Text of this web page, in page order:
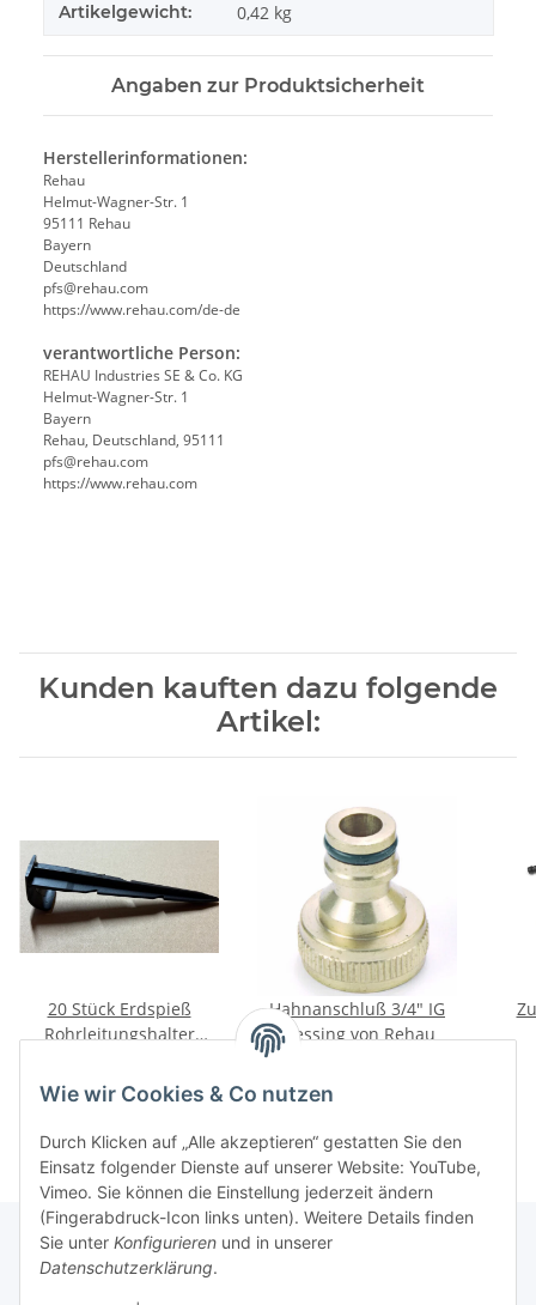
Wie wir Cookies & Co nutzen
Durch Klicken auf „Alle akzeptieren“ gestatten Sie den
Einsatz folgender Dienste auf unserer Website: YouTube,
Vimeo. Sie können die Einstellung jederzeit ändern
(Fingerabdruck-Icon links unten). Weitere Details finden
Sie unter Konfigurieren und in unserer
Datenschutzerklärung.
Artikelgewicht: 0,42 kg
Angaben zur Produktsicherheit
Herstellerinformationen:
Rehau
Helmut-Wagner-Str. 1
95111 Rehau
Bayern
Deutschland
pfs@rehau.com
https://www.rehau.com/de-de
verantwortliche Person:
REHAU Industries SE & Co. KG
Helmut-Wagner-Str. 1
Bayern
Rehau, Deutschland, 95111
pfs@rehau.com
https://www.rehau.com
Kunden kauften dazu folgende
Artikel:
20 Stück Erdspieß
Rohrleitungshalter
Hahnanschluß 3/4" IG
Messing von Rehau